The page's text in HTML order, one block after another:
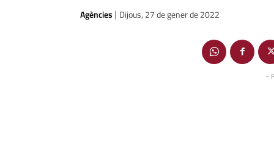
Agències | Dijous, 27 de gener de 2022
-